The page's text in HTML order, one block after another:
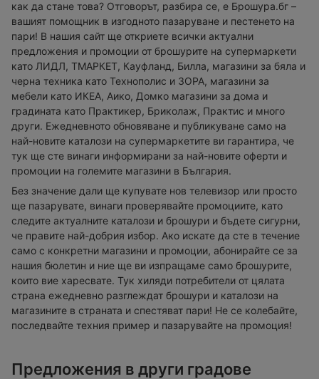
как да стане това? Отговорът, разбира се, е Брошура.бг –
вашият помощник в изгодното пазаруване и пестенето на
пари! В нашия сайт ще откриете всички актуални
предложения и промоции от брошурите на супермаркети
като ЛИДЛ, ТМАРКЕТ, Кауфланд, Билла, магазини за бяла и
черна техника като Технополис и ЗОРА, магазини за
мебели като ИКЕА, Аико, Домко магазини за дома и
градината като Практикер, Бриколаж, Практис и много
други. Ежедневното обновяване и публикуване само на
най-новите каталози на супермаркетите ви гарантира, че
тук ще сте винаги информирани за най-новите оферти и
промоции на големите магазини в България.
Без значение дали ще купувате нов телевизор или просто
ще пазарувате, винаги проверявайте промоциите, като
следите актуалните каталози и брошури и бъдете сигурни,
че правите най-добрия избор. Ако искате да сте в течение
само с конкретни магазини и промоции, абонирайте се за
нашия бюлетин и ние ще ви изпращаме само брошурите,
които вие харесвате. Тук хиляди потребители от цялата
страна ежедневно разглеждат брошури и каталози на
магазините в страната и спестяват пари! Не се колебайте,
последвайте техния пример и пазарувайте на промоция!
Предложения в други градове